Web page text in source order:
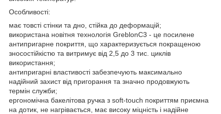
Особливості:
має товсті стінки та дно, стійка до деформацій;
використана новітня технологія GreblonC3 - це посилене
антипригарне покриття, що характеризується покращеною
зносостійкістю та витримує від 2,5 до 3 тис. циклів
використання;
антипригарні властивості забезпечують максимально
надійний захист від пригорання та значно продовжують
термін служби;
ергономічна бакелітова ручка з soft-touch покриттям приємна
на дотик, не нагрівається, має високу міцність і надійне